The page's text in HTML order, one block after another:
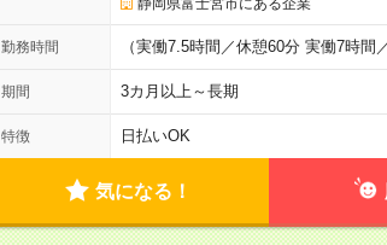
勤務時間 （実働7.5時間／休憩60分 実働7時間
期間 3カ月以上～長期
特徴 日払いOK
気になる！